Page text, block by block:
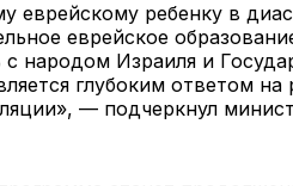
еврейскому ребенку в
еврейское
с народом Израиля и
глубоким ответом на
— подчеркнул